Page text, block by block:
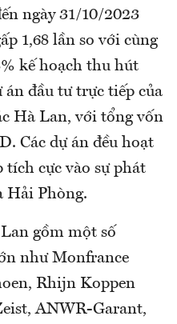
ngày 31/10/2023
1,68 lần so với cùng
kế hoạch thu hút
án đầu tư trực tiếp của
Hà Lan, với tổng vốn
Các dự án đều hoạt
tích cực vào sự phát
Hải Phòng.
gồm một số
như Monfrance
Rhijn Koppen
ANWR-Garant,